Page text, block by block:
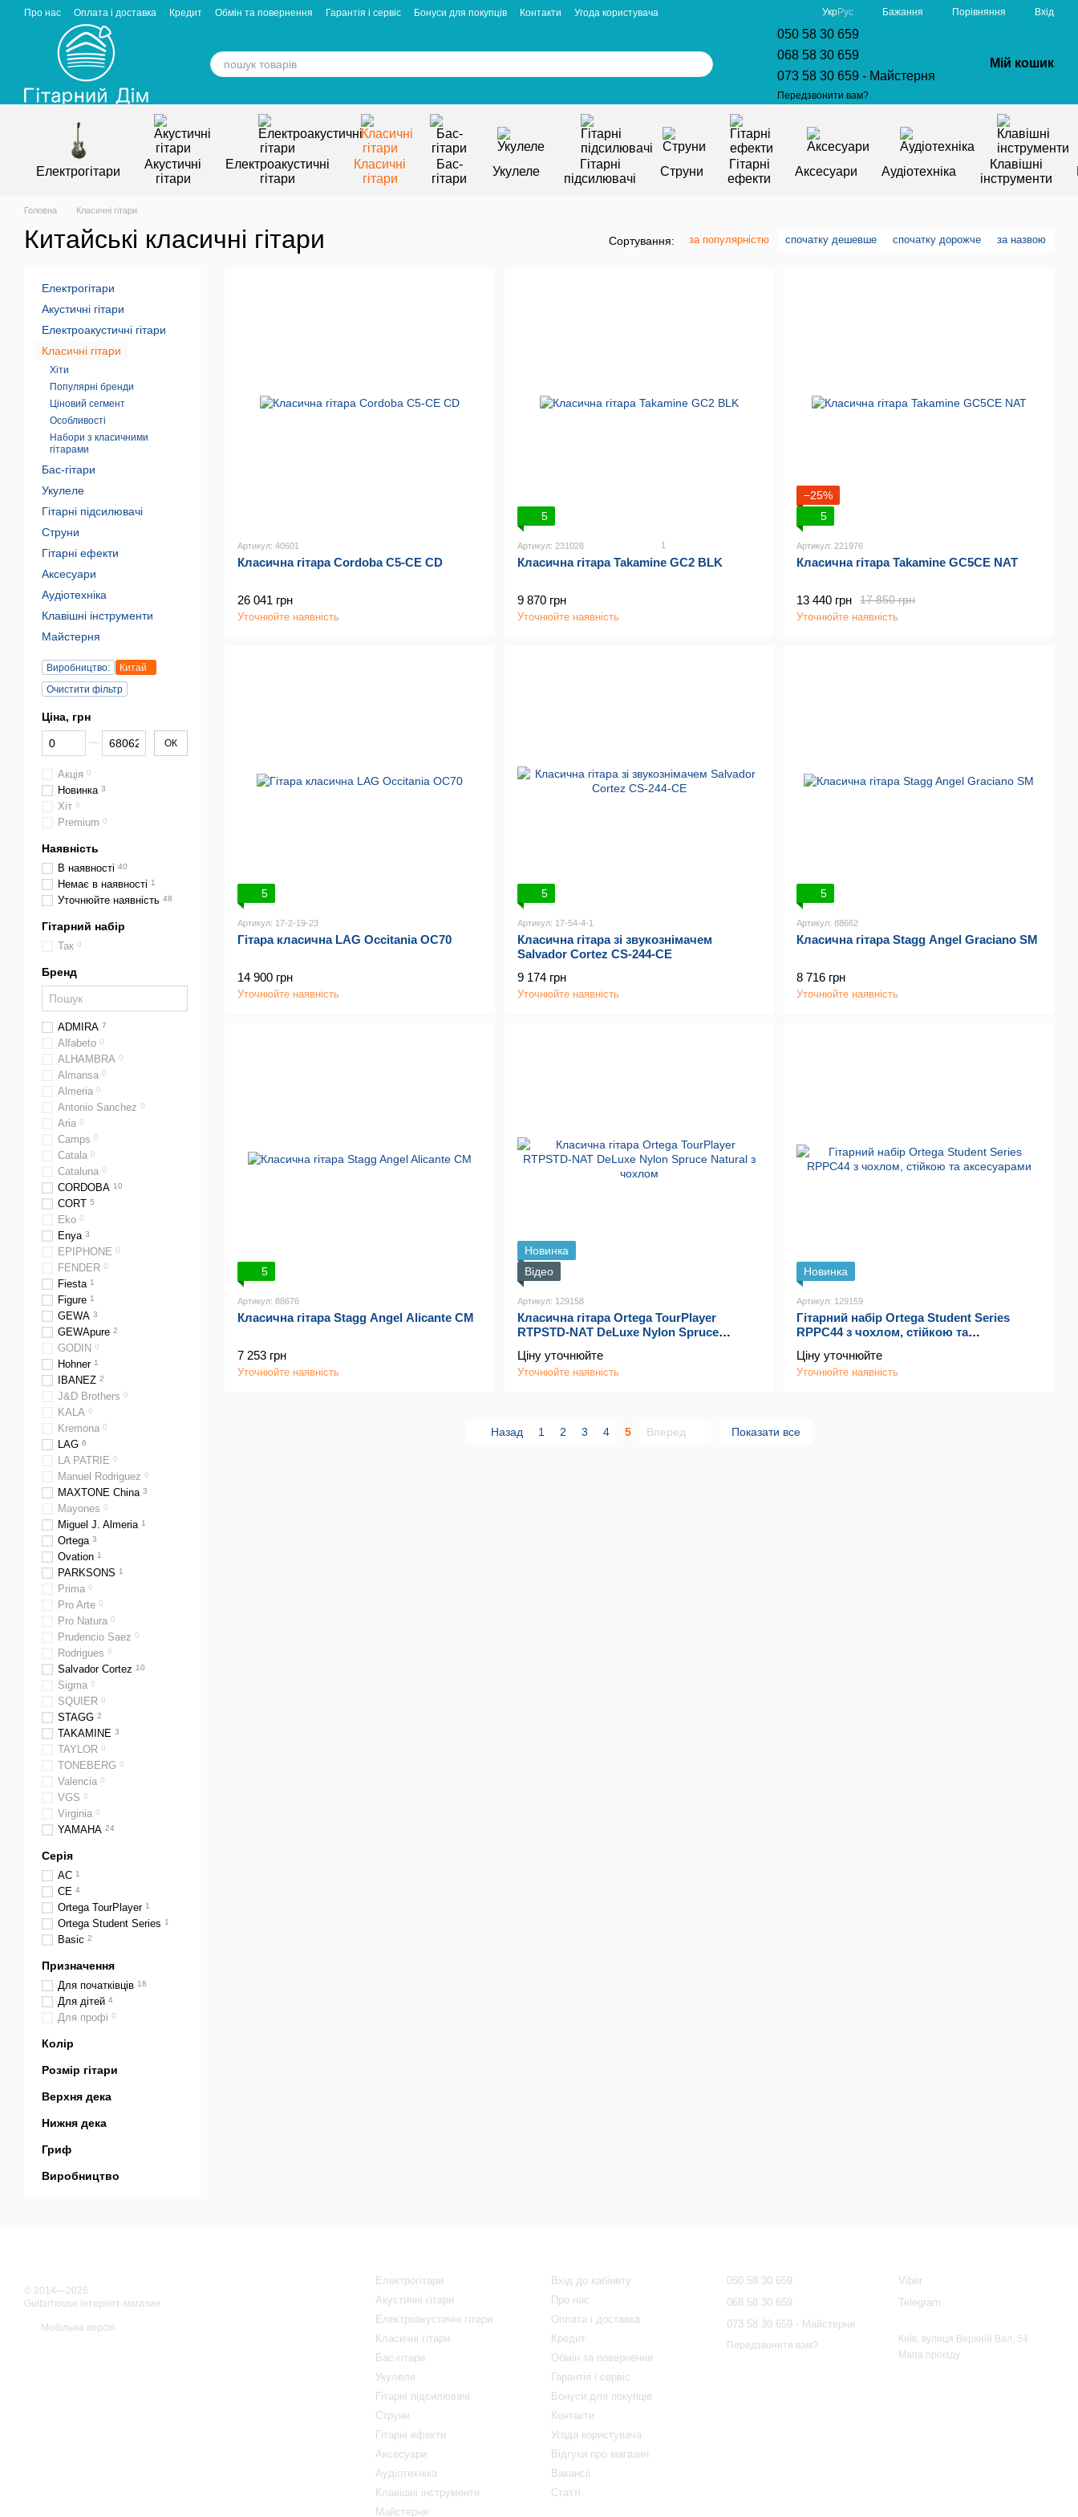
Перейти к основному контенту
Про нас Оплата і доставка Кредит Обмін та повернення Гарантія і сервіс Бонуси для покупців Контакти
Угода користувача
Відгуки про магазин
УкрРус Бажання Порівняння Вхід
050 58 30 659
068 58 30 659
073 58 30 659 - Майстерня
Передзвонити вам?
Мій кошик
Електрогітари
Акустичні
гітари
Електроакустичні
гітари
Класичні
гітари
Бас-
гітари
Укулеле
Гітарні
підсилювачі
Струни
Гітарні
ефекти
Аксесуари Аудіотехніка
Клавішні
інструменти
Головна Класичні гітари
Китайські класичні гітари Сортування: за популярністю спочатку дешевше спочатку дорожче за назвою
Артикул: 40601
Класична гітара Cordoba C5-CE CD
26 041 грн
Уточнюйте наявність
5
Артикул: 231028 1
Класична гітара Takamine GC2 BLK
9 870 грн
Уточнюйте наявність
−25%
5
Артикул: 221976
Класична гітара Takamine GC5CE NAT
17 850 грн
13 440 грн
Уточнюйте наявність
5
Артикул: 17-2-19-23
Гітара класична LAG Occitania OC70
14 900 грн
Уточнюйте наявність
5
Артикул: 17-54-4-1
Класична гітара зі звукознімачем
Salvador Cortez CS-244-CE
9 174 грн
Уточнюйте наявність
5
Артикул: 88662
Класична гітара Stagg Angel Graciano SM
8 716 грн
Уточнюйте наявність
5
Артикул: 88676
Класична гітара Stagg Angel Alicante CM
7 253 грн
Уточнюйте наявність
Новинка
Відео
Артикул: 129158
Класична гітара Ortega TourPlayer
RTPSTD-NAT DeLuxe Nylon Spruce
Ціну уточнюйте
Уточнюйте наявність
Новинка
Артикул: 129159
Гітарний набір Ortega Student Series
RPPC44 з чохлом, стійкою та
Ціну уточнюйте
Уточнюйте наявність
Назад 1 2 3 4 5 Вперед Показати все
Електрогітари
Акустичні гітари
Електроакустичні гітари
Класичні гітари
Хіти
Популярні бренди
Ціновий сегмент
Особливості
Набори з класичними
гітарами
Бас-гітари
Укулеле
Гітарні підсилювачі
Струни
Гітарні ефекти
Аксесуари
Аудіотехніка
Клавішні інструменти
Майстерня
Виробництво:
Китай
Очистити фільтр
Ціна, грн
От Ціна, грн
До Ціна, грн ОК
Акція 0
Новинка 3
Хіт 0
Premium 0
Наявність
В наявності 40
Немає в наявності 1
Уточнюйте наявність 48
Гітарний набір
Так 0
Бренд
ADMIRA 7
Alfabeto 0
ALHAMBRA 0
Almansa 0
Almeria 0
Antonio Sanchez 0
Aria 0
Camps 0
Catala 0
Cataluna 0
CORDOBA 10
CORT 5
Eko 0
Enya 3
EPIPHONE 0
FENDER 0
Fiesta 1
Figure 1
GEWA 3
GEWApure 2
GODIN 0
Hohner 1
IBANEZ 2
J&D Brothers 0
KALA 0
Kremona 0
LAG 6
LA PATRIE 0
Manuel Rodriguez 0
MAXTONE China 3
Mayones 0
Miguel J. Almeria 1
Ortega 3
Ovation 1
PARKSONS 1
Prima 0
Pro Arte 0
Pro Natura 0
Prudencio Saez 0
Rodrigues 0
Salvador Cortez 10
Sigma 0
SQUIER 0
STAGG 2
TAKAMINE 3
TAYLOR 0
TONEBERG 0
Valencia 0
VGS 0
Virginia 0
YAMAHA 24
Серія
AC 1
CE 4
Ortega TourPlayer 1
Ortega Student Series 1
Basic 2
Призначення
Для початківців 18
Для дітей 4
Для профі 0
Колір
Розмір гітари
Верхня дека
Нижня дека
Гриф
Виробництво
© 2014—2026
Guitarhouse інтернет-магазин
Мобільна версія
Електрогітари
Акустичні гітари
Електроакустичні гітари
Класичні гітари
Бас-гітари
Укулеле
Гітарні підсилювачі
Струни
Гітарні ефекти
Аксесуари
Аудіотехніка
Клавішні інструменти
Майстерня
Вхід до кабінету
Про нас
Оплата і доставка
Кредит
Обмін та повернення
Гарантія і сервіс
Бонуси для покупців
Контакти
Угода користувача
Відгуки про магазин
Вакансії
Статті
050 58 30 659
068 58 30 659
073 58 30 659 - Майстерня
Передзвонити вам?
Viber
Telegram
Київ, вулиця Верхній Вал, 54
Мапа проїзду